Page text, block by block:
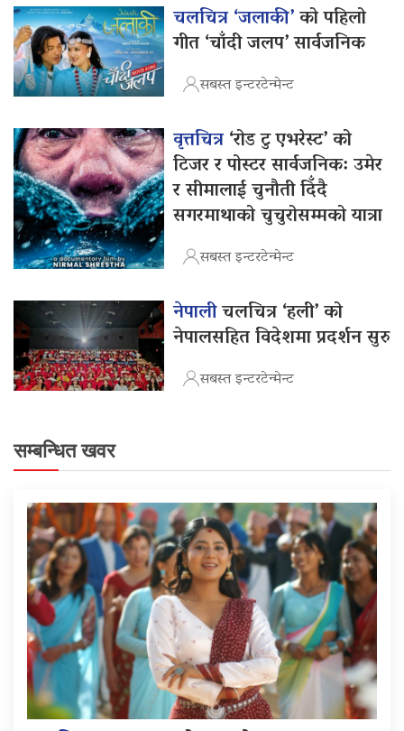
चलचित्र ‘जलाकी’को पहिलो
गीत ‘चाँदी जलप’ सार्वजनिक
सबस्त इन्टरटेन्मेन्ट
वृत्तचित्र‘रोड टु एभरेस्ट’ को
टिजर र पोस्टर सार्वजनिक: उमेर
र सीमालाई चुनौती दिँदै
सगरमाथाको चुचुरोसम्मको यात्रा
सबस्त इन्टरटेन्मेन्ट
नेपालीचलचित्र ‘हली’ को
नेपालसहित विदेशमा प्रदर्शन सुरु
सबस्त इन्टरटेन्मेन्ट
सम्बन्धित खवर